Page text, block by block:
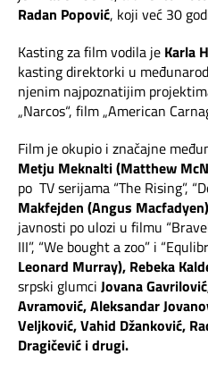
Radan Popović, koji već 30
Kasting za film vodila je Karla
kasting direktorki u
njenim najpoznatijim
„Narcos“, film „American
Film je okupio i značajne
Metju Meknalti (Matthew
po TV serijama “The Rising”,
Makfejden (Angus
javnosti po ulozi u filmu
III”, “We bought a zoo” i
Leonard Murray), Rebeka
srpski glumci Jovana
Avramović, Aleksandar
Veljković, Vahid Džanković,
Dragičević i drugi.